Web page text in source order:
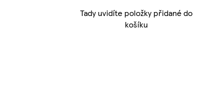
Tady uvidíte položky přidané do
košíku